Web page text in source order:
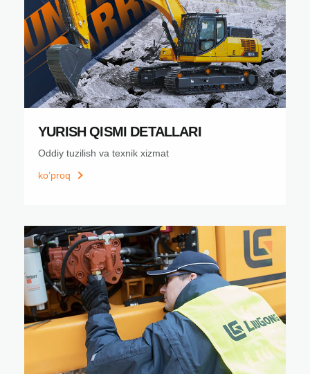
YURISH QISMI DETALLARI
Oddiy tuzilish va texnik xizmat
ko’proq